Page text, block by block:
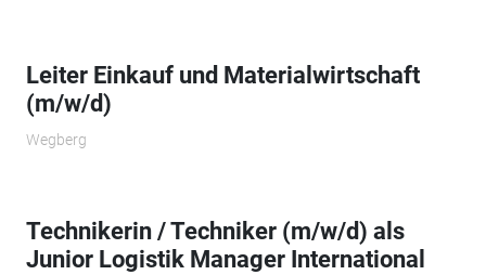
Leiter Einkauf und Materialwirtschaft
(m/w/d)
Wegberg
Technikerin / Techniker (m/w/d) als
Junior Logistik Manager International